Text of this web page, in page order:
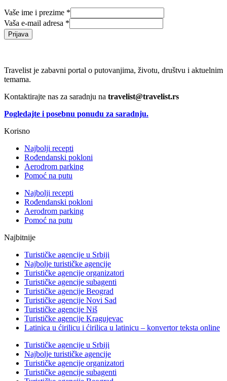
Vaše ime i prezime *
Vaša e-mail adresa *
Prijava
Travelist je zabavni portal o putovanjima, životu, društvu i aktuelnim
temama.
Kontaktirajte nas za saradnju na travelist@travelist.rs
Pogledajte i posebnu ponudu za saradnju.
Korisno
Najbolji recepti
Rođendanski pokloni
Aerodrom parking
Pomoć na putu
Najbolji recepti
Rođendanski pokloni
Aerodrom parking
Pomoć na putu
Najbitnije
Turističke agencije u Srbiji
Najbolje turističke agencije
Turističke agencije organizatori
Turističke agencije subagenti
Turističke agencije Beograd
Turističke agencije Novi Sad
Turističke agencije Niš
Turističke agencije Kragujevac
Latinica u ćirilicu i ćirilica u latinicu – konvertor teksta online
Turističke agencije u Srbiji
Najbolje turističke agencije
Turističke agencije organizatori
Turističke agencije subagenti